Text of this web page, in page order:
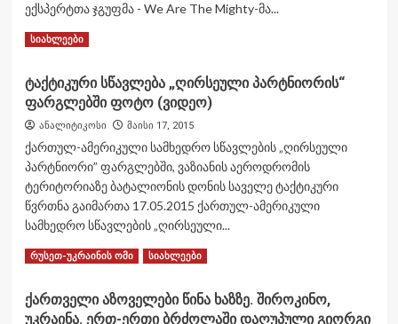
BM
ტიპის
გადაყავთ
(ვიდეო)
ექსპერტთა ჯგუფმა - We Are The Mighty-მა...
Read MoreRead
სამხედრო
ექსპერტთა
ჯგუფმა
ყველაზე
ძლიერი
არმიის
სია
გამოაქვეყნა
სიახლეები
ტაქტიკური სწავლება „ღირსეული პარტნიორის“
ფარგლებში ფოტო (ვიდეო)
ანალიტიკოსი მაისი 17, 2015
ქართულ-ამერიკული სამხედრო სწავლების „ღირსეული
პარტნიორი” ფარგლებში, ვაზიანის აეროდრომის
ტერიტორიაზე ბატალიონის დონის საველე ტაქტიკური
წვრთნა გაიმართა 17.05.2015 ქართულ-ამერიკული
სამხედრო სწავლების „ღირსეული...
Read MoreRead
ტაქტიკური
სწავლება
რუსეთ-უკრაინის ომი სიახლეები
ქართველი აზოველები წინა ხაზზე. შიროკინო,
უკრაინა. ერთ-ერთი ბრძოლაში დაღუპული გიორგი